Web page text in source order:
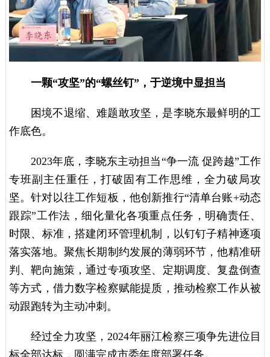
一颗“攻坚”的“螺丝钉”，于逆境中显担当
困境不退缩、难题敢攻坚，是李晓东最鲜明的工
作底色。
2023年底，李晓东主动担当“争一流 促跨越”工作
专班副主任重任，打破固有工作思维，全力破局攻
坚。针对以往工作短板，他创新推行“清单台账+动态
跟踪”工作法，细化量化各项重点任务，明确责任、
时限、标准，搭建闭环管理机制，以钉钉子精神逐项
落实落地。聚焦长期制约发展的薄弱环节，他精准研
判、靶向施策，通过专项攻坚、定期调度、复盘倒查
等方式，借力数字检察赋能提质，推动检察工作从被
动跟跑转为主动冲刺。
经过全力攻坚，2024年丽江检察三项争先进位目